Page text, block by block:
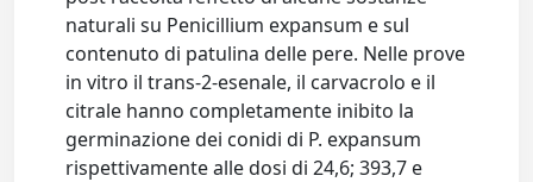
naturali su Penicillium expansum e sul
contenuto di patulina delle pere. Nelle prove
in vitro il trans-2-esenale, il carvacrolo e il
citrale hanno completamente inibito la
germinazione dei conidi di P. expansum
rispettivamente alle dosi di 24,6; 393,7 e